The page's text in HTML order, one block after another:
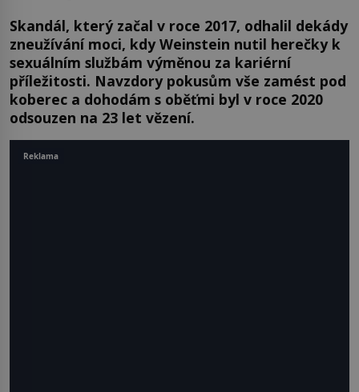
Skandál, který začal v roce 2017, odhalil dekády
zneužívání moci, kdy Weinstein nutil herečky k
sexuálním službám výměnou za kariérní
příležitosti. Navzdory pokusům vše zamést pod
koberec a dohodám s oběťmi byl v roce 2020
odsouzen na 23 let vězení.
Reklama